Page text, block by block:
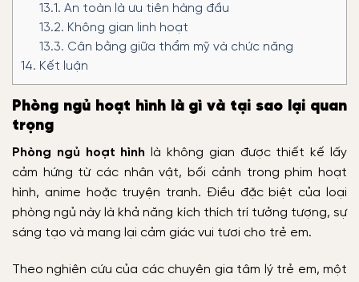
13.1. An toàn là ưu tiên hàng đầu
13.2. Không gian linh hoạt
13.3. Cân bằng giữa thẩm mỹ và chức năng
14. Kết luận
Phòng ngủ hoạt hình là gì và tại sao lại quan
trọng
Phòng ngủ hoạt hình là không gian được thiết kế lấy
cảm hứng từ các nhân vật, bối cảnh trong phim hoạt
hình, anime hoặc truyện tranh. Điều đặc biệt của loại
phòng ngủ này là khả năng kích thích trí tưởng tượng, sự
sáng tạo và mang lại cảm giác vui tươi cho trẻ em.
Theo nghiên cứu của các chuyên gia tâm lý trẻ em, một